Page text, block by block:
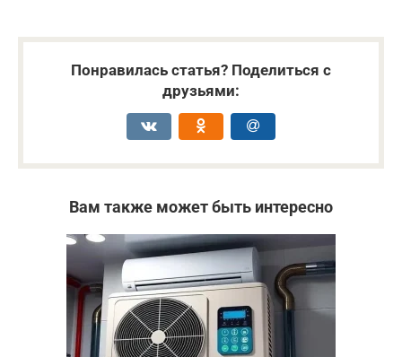
Понравилась статья? Поделиться с
друзьями:
Вам также может быть интересно